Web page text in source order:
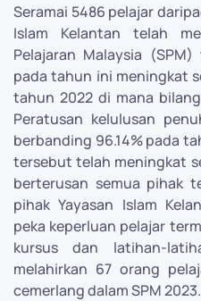
Seramai 5486 pelajar
Islam Kelantan telah
Pelajaran Malaysia
pada tahun ini meningkat
tahun 2022 di mana
Peratusan kelulusan
berbanding 96.14% pada
tersebut telah meningkat
berterusan semua pihak
pihak Yayasan Islam
peka keperluan pelajar
kursus dan latihan-
melahirkan 67 orang
cemerlang dalam SPM 2023.